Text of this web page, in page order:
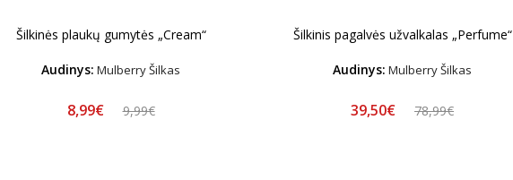
Šilkinės plaukų gumytės „Cream“
Audinys: Mulberry Šilkas
8,99€ 9,99€
Šilkinis pagalvės užvalkalas „Perfume“
Audinys: Mulberry Šilkas
39,50€ 78,99€